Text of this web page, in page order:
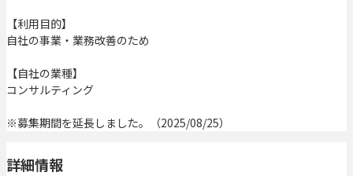
【利用目的】
自社の事業・業務改善のため
【自社の業種】
コンサルティング
※募集期間を延長しました。（2025/08/25）
詳細情報